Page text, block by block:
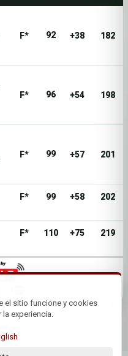
F* 92 +38 182
F* 96 +54 198
F* 99 +57 201
F* 99 +58 202
F* 110 +75 219
el sitio funcione y cookies
experiencia.